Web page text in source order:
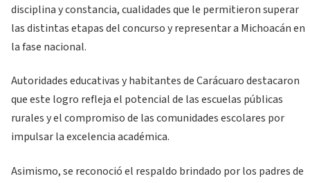
disciplina y constancia, cualidades que le permitieron superar
las distintas etapas del concurso y representar a Michoacán en
la fase nacional.
Autoridades educativas y habitantes de Carácuaro destacaron
que este logro refleja el potencial de las escuelas públicas
rurales y el compromiso de las comunidades escolares por
impulsar la excelencia académica.
Asimismo, se reconoció el respaldo brindado por los padres de